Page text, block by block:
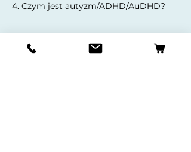
4. Czym jest autyzm/ADHD/AuDHD?